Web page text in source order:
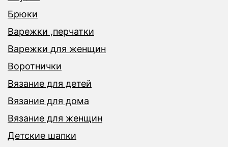
Брюки
Варежки ,перчатки
Варежки для женщин
Воротнички
Вязание для детей
Вязание для дома
Вязание для женщин
Детские шапки